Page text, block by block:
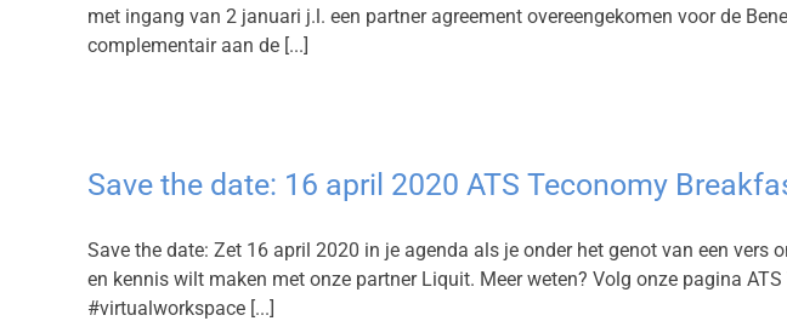
met ingang van 2 januari j.l. een partner agreement overeengekomen voor de
complementair aan de [...]
Save the date: 16 april 2020 ATS Teconomy
Save the date: Zet 16 april 2020 in je agenda als je onder het genot van een
en kennis wilt maken met onze partner Liquit. Meer weten? Volg onze pagina
#virtualworkspace [...]